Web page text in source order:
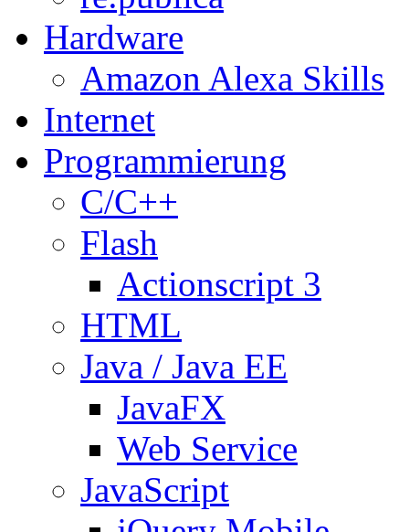
Hardware
Amazon Alexa Skills
Internet
Programmierung
C/C++
Flash
Actionscript 3
HTML
Java / Java EE
JavaFX
Web Service
JavaScript